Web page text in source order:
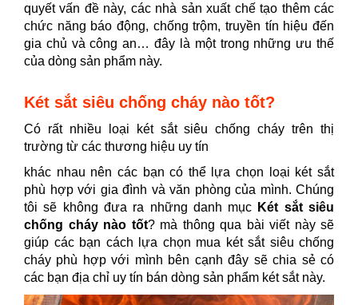
quyết vấn đề này, các nhà sản xuất chế tạo thêm các
chức năng báo động, chống trộm, truyền tín hiệu đến
gia chủ và công an… đây là một trong những ưu thế
của dòng sản phẩm này.
Két sắt siêu chống cháy nào tốt?
Có rất nhiều loại két sắt siêu chống cháy trên thị
trường từ các thương hiệu uy tín
khác nhau nên các bạn có thể lựa chọn loại két sắt
phù hợp với gia đình và văn phòng của mình. Chúng
tôi sẽ không đưa ra những danh mục Két sắt siêu
chống cháy nào tốt? mà thông qua bài viết này sẽ
giúp các bạn cách lựa chọn mua két sắt siêu chống
cháy phù hợp với mình bên cạnh đây sẽ chia sẻ có
các bạn địa chỉ uy tín bán dòng sản phẩm két sắt này.